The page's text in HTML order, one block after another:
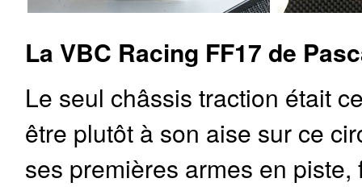
La VBC Racing FF17 de
Le seul châssis traction était
être plutôt à son aise sur ce
ses premières armes en